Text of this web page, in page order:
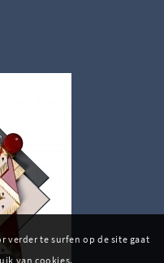
verder te surfen op de site gaat
van cookies.